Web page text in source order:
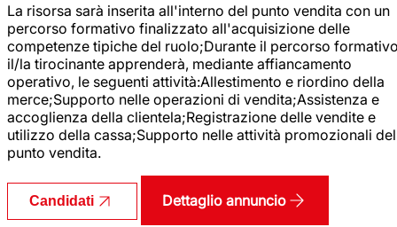
La risorsa sarà inserita all'interno del punto vendita con un
percorso formativo finalizzato all'acquisizione delle
competenze tipiche del ruolo;Durante il percorso
il/la tirocinante apprenderà, mediante affiancamento
operativo, le seguenti attività:Allestimento e riordino della
merce;Supporto nelle operazioni di vendita;Assistenza e
accoglienza della clientela;Registrazione delle vendite e
utilizzo della cassa;Supporto nelle attività promozionali del
punto vendita.
Candidati Dettaglio annuncio